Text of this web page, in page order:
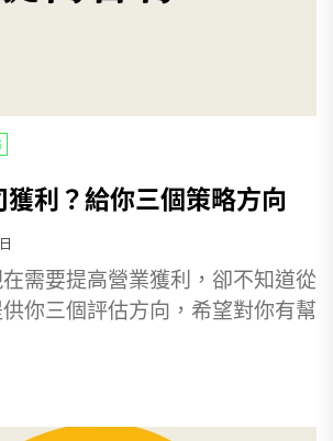
利？給你三個策略方向
需要提高營業獲利，卻不知道從
你三個評估方向，希望對你有幫